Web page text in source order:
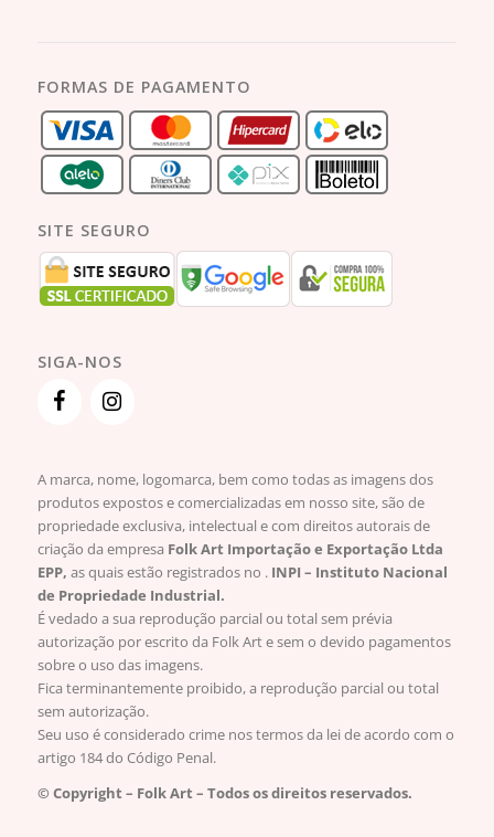
FORMAS DE PAGAMENTO
SITE SEGURO
SIGA-NOS
A marca, nome, logomarca, bem como todas as imagens dos
produtos expostos e comercializadas em nosso site, são de
propriedade exclusiva, intelectual e com direitos autorais de
criação da empresa Folk Art Importação e Exportação Ltda
EPP, as quais estão registrados no . INPI – Instituto Nacional
de Propriedade Industrial.
É vedado a sua reprodução parcial ou total sem prévia
autorização por escrito da Folk Art e sem o devido pagamentos
sobre o uso das imagens.
Fica terminantemente proibido, a reprodução parcial ou total
sem autorização.
Seu uso é considerado crime nos termos da lei de acordo com o
artigo 184 do Código Penal.
© Copyright – Folk Art – Todos os direitos reservados.